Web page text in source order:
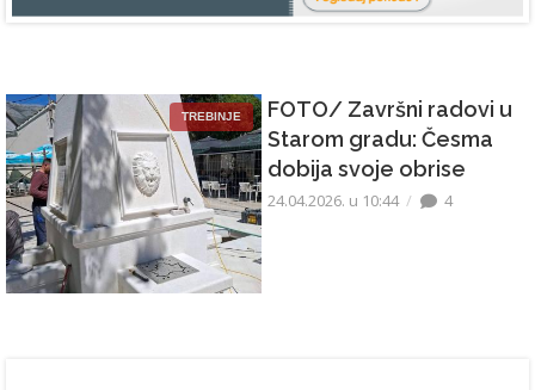
TREBINJE
FOTO/ Završni radovi u
Starom gradu: Česma
dobija svoje obrise
24.04.2026. u 10:44 4